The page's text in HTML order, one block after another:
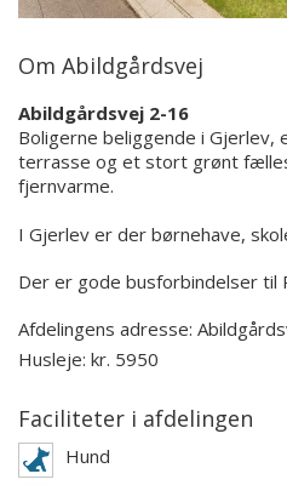
Om Abildgårdsvej
Abildgårdsvej 2-16
Boligerne beliggende i Gjerlev,
terrasse og et stort grønt
fjernvarme.
I Gjerlev er der børnehave,
Der er gode busforbindelser til
Afdelingens adresse:
Husleje: kr. 5950
Faciliteter i afdelingen
Hund